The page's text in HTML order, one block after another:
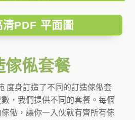
清PDF 平面圖
傢俬套餐
度身訂造了不同的訂造傢俬套
，我們提供不同的套餐。每個
俬，讓你一入伙就有齊所有傢